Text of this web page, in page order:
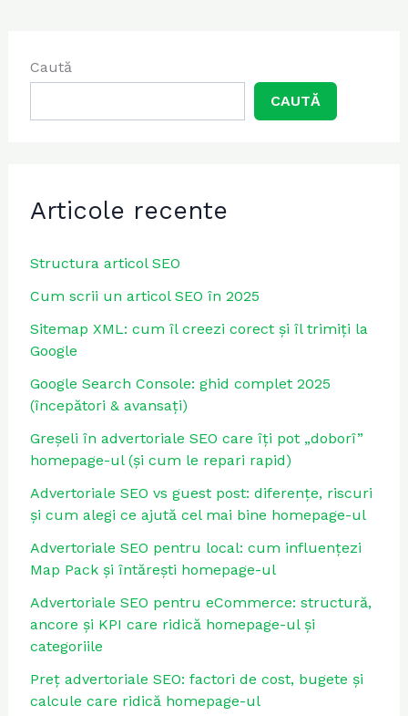
Caută
CAUTĂ
Articole recente
Structura articol SEO
Cum scrii un articol SEO în 2025
Sitemap XML: cum îl creezi corect și îl trimiți la
Google
Google Search Console: ghid complet 2025
(începători & avansați)
Greșeli în advertoriale SEO care îți pot „doborî”
homepage-ul (și cum le repari rapid)
Advertoriale SEO vs guest post: diferențe, riscuri
și cum alegi ce ajută cel mai bine homepage-ul
Advertoriale SEO pentru local: cum influențezi
Map Pack și întărești homepage-ul
Advertoriale SEO pentru eCommerce: structură,
ancore și KPI care ridică homepage-ul și
categoriile
Preț advertoriale SEO: factori de cost, bugete și
calcule care ridică homepage-ul